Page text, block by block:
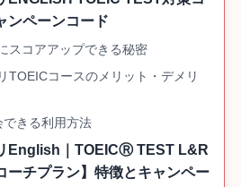
ンペーンコード
スコアアップできる秘密
TOEICコースのメリット・デメリ
きる利用方法
English｜TOEICⓇ TEST L&R
ーチプラン】特徴とキャンペー